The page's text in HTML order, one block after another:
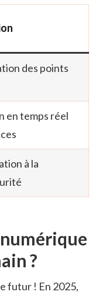
des points
en temps réel
à la
?
futur ! En 2025,